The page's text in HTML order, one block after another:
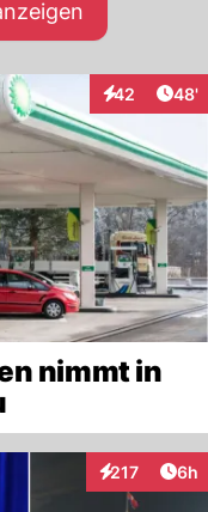
42
Interaktionen
48'
nimmt in
217
Interaktionen
6h